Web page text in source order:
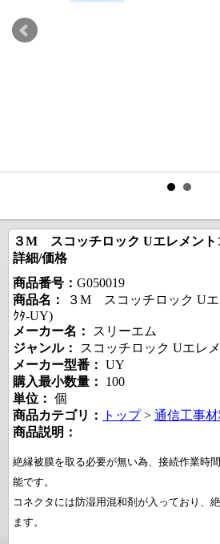
３M スコッチロック Uエレメント
詳細/価格
商品番号： G050019
商品名：
３M スコッチロック Uエ
ｸﾀ-UY)
メーカー名：
スリーエム
ジャンル：
スコッチロック Uエレ
メーカー型番： UY
購入最小数量：
100
単位： 個
商品カテゴリ：
トップ> 通信工事
商品説明：
絶縁被膜を取る必要が無い為、接続作業時
能です。
コネクタには防湿用混和剤が入っており、
ます。